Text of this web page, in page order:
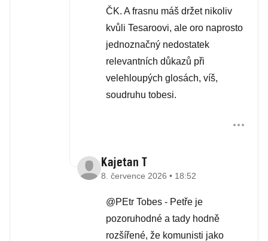
ČK. A frasnu máš držet nikoliv
kvůli Tesaroovi, ale oro naprosto
jednoznačný nedostatek
relevantních důkazů při
velehloupých glosách, víš,
soudruhu tobesi.
Kajetan T
8. července 2026 • 18:52
@PEtr Tobes - Petře je
pozoruhodné a tady hodně
rozšířené, že komunisti jako